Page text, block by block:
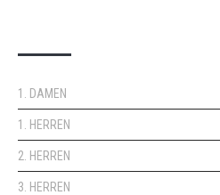
1. DAMEN
1. HERREN
2. HERREN
3. HERREN